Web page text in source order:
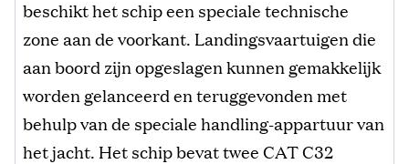
beschikt het schip een speciale technische
zone aan de voorkant. Landingsvaartuigen die
aan boord zijn opgeslagen kunnen gemakkelijk
worden gelanceerd en teruggevonden met
behulp van de speciale handling-appartuur van
het jacht. Het schip bevat twee CAT C32